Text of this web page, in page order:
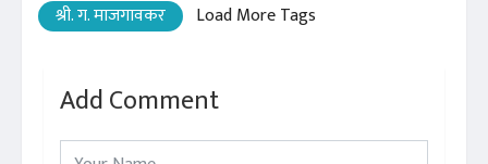
श्री. ग. माजगावकर
Load More Tags
Add Comment